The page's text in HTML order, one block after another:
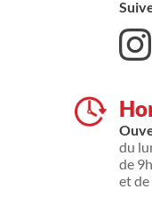
du
de
et